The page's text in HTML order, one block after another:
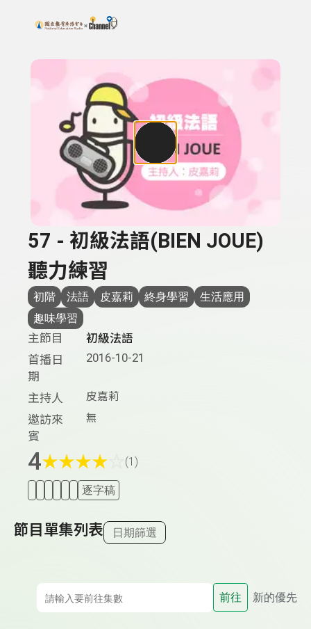
上方功能區塊
搜尋關鍵字：可輸入節目名稱、主持人或關鍵字
57 - 初級法語(BIEN JOUE)
聽力練習
初階 法語 皮嘉莉 終身學習
生活應用
趣味學習
主節目
初級法語
首播日
期
2016-10-21
主持人 皮嘉莉
邀訪來
賓
無
4★★★★ (1)
逐字稿
節目單集列表 日期篩選
前往 新的優先